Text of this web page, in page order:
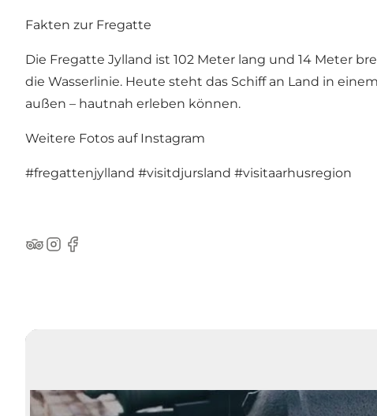
Fakten zur Fregatte
Die Fregatte Jylland ist 102 Meter lang und 14 Meter
die Wasserlinie. Heute steht das Schiff an Land in
außen – hautnah erleben können.
Weitere Fotos auf Instagram
#fregattenjylland #visitdjursland #visitaarhusregion
TripAdvisor
Instagram
Facebook